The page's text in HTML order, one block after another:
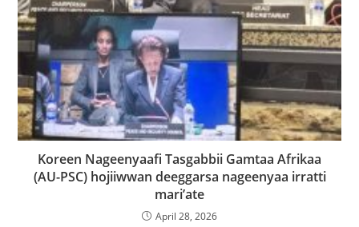
Koreen Nageenyaafi Tasgabbii Gamtaa Afrikaa
(AU-PSC) hojiiwwan deeggarsa nageenyaa irratti
mari’ate
April 28, 2026